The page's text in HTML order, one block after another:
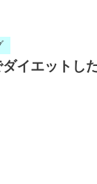
イエットし